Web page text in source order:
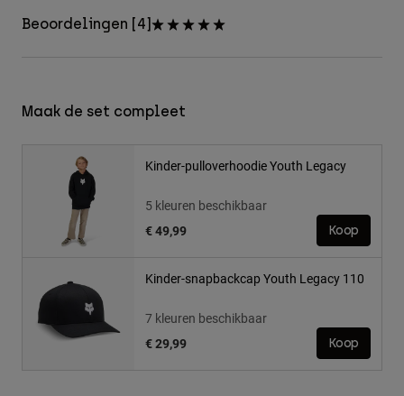
Beoordelingen [4]
Maak de set compleet
Kinder-pulloverhoodie Youth Legacy
5 kleuren beschikbaar
€ 49,99
Koop
Kinder-snapbackcap Youth Legacy 110
7 kleuren beschikbaar
€ 29,99
Koop